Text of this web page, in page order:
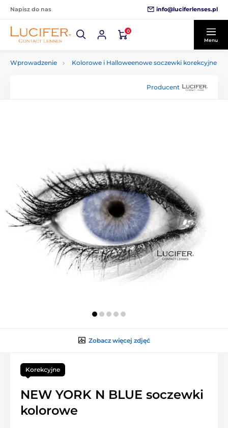
Napisz do nas info@luciferlenses.pl
0
Menu
Wprowadzenie Kolorowe i Halloweenowe soczewki korekcyjne
Producent
Zobacz więcej zdjęć
Korekcyjne
NEW YORK N BLUE soczewki
kolorowe